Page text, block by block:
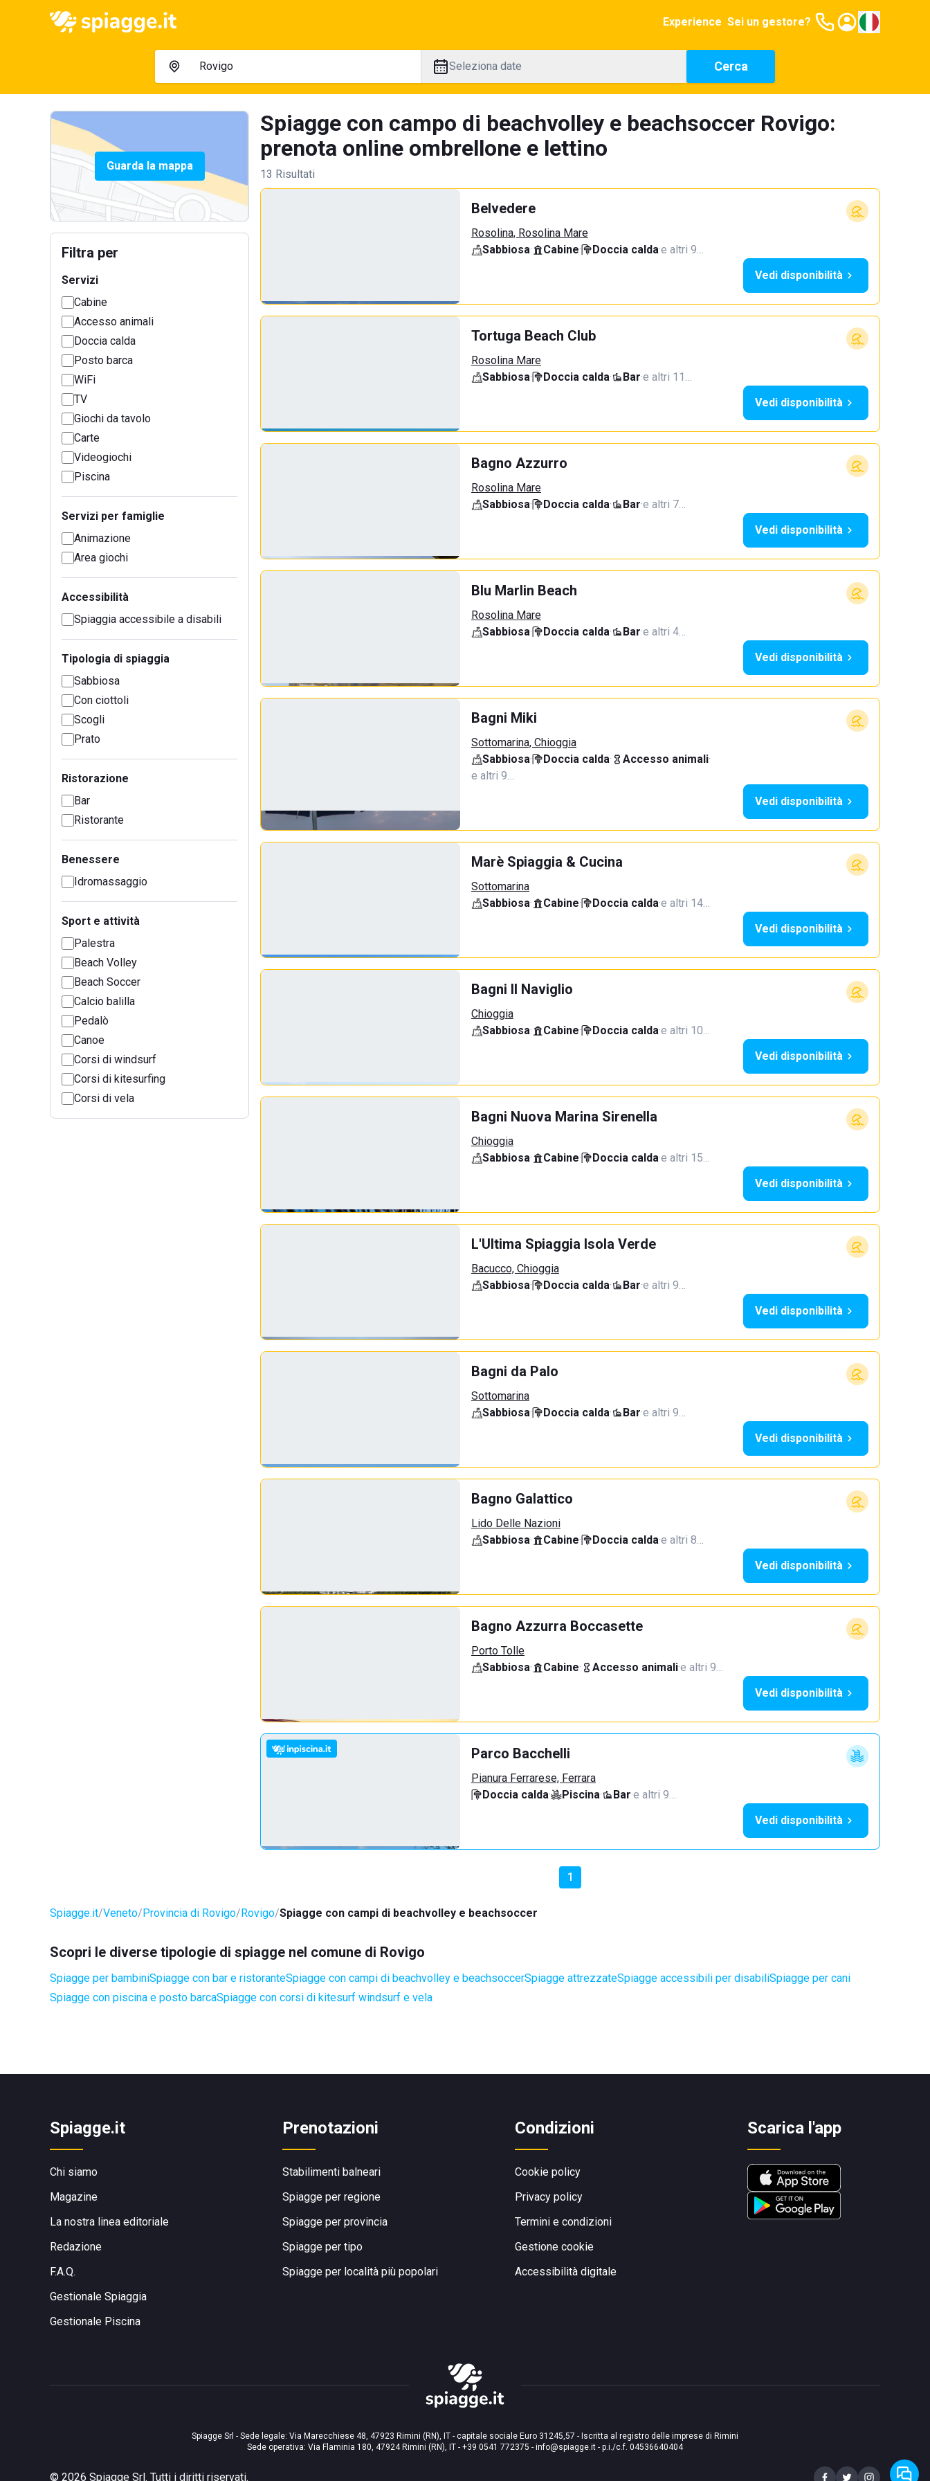
Experience Sei un gestore?
Seleziona date Cerca
Guarda la mappa
Filtra per
Servizi
Cabine
Accesso animali
Doccia calda
Posto barca
WiFi
TV
Giochi da tavolo
Carte
Videogiochi
Piscina
Servizi per famiglie
Animazione
Area giochi
Accessibilità
Spiaggia accessibile a disabili
Tipologia di spiaggia
Sabbiosa
Con ciottoli
Scogli
Prato
Ristorazione
Bar
Ristorante
Benessere
Idromassaggio
Sport e attività
Palestra
Beach Volley
Beach Soccer
Calcio balilla
Pedalò
Canoe
Corsi di windsurf
Corsi di kitesurfing
Corsi di vela
Spiagge con campo di beachvolley e beachsoccer Rovigo:
prenota online ombrellone e lettino
13 Risultati
Belvedere
Rosolina, Rosolina Mare
Sabbiosa· Cabine· Doccia calda·e altri 9…
Vedi disponibilità
Tortuga Beach Club
Rosolina Mare
Sabbiosa· Doccia calda· Bar·e altri 11…
Vedi disponibilità
Bagno Azzurro
Rosolina Mare
Sabbiosa· Doccia calda· Bar·e altri 7…
Vedi disponibilità
Blu Marlin Beach
Rosolina Mare
Sabbiosa· Doccia calda· Bar·e altri 4…
Vedi disponibilità
Bagni Miki
Sottomarina, Chioggia
Sabbiosa· Doccia calda· Accesso animali·
e altri 9…
Vedi disponibilità
Marè Spiaggia & Cucina
Sottomarina
Sabbiosa· Cabine· Doccia calda·e altri 14…
Vedi disponibilità
Bagni Il Naviglio
Chioggia
Sabbiosa· Cabine· Doccia calda·e altri 10…
Vedi disponibilità
Bagni Nuova Marina Sirenella
Chioggia
Sabbiosa· Cabine· Doccia calda·e altri 15…
Vedi disponibilità
L'Ultima Spiaggia Isola Verde
Bacucco, Chioggia
Sabbiosa· Doccia calda· Bar·e altri 9…
Vedi disponibilità
Bagni da Palo
Sottomarina
Sabbiosa· Doccia calda· Bar·e altri 9…
Vedi disponibilità
Bagno Galattico
Lido Delle Nazioni
Sabbiosa· Cabine· Doccia calda·e altri 8…
Vedi disponibilità
Bagno Azzurra Boccasette
Porto Tolle
Sabbiosa· Cabine· Accesso animali·e altri 9…
Vedi disponibilità
Parco Bacchelli
Pianura Ferrarese, Ferrara
Doccia calda· Piscina· Bar·e altri 9…
Vedi disponibilità
1
Spiagge.it Veneto Provincia di Rovigo Rovigo Spiagge con campi di beachvolley e beachsoccer
Scopri le diverse tipologie di spiagge nel comune di Rovigo
Spiagge per bambiniSpiagge con bar e ristoranteSpiagge con campi di beachvolley e beachsoccerSpiagge attrezzateSpiagge accessibili per disabiliSpiagge per cani
Spiagge con piscina e posto barcaSpiagge con corsi di kitesurf windsurf e vela
Spiagge.it
Chi siamo
Magazine
La nostra linea editoriale
Redazione
F.A.Q.
Gestionale Spiaggia
Gestionale Piscina
Prenotazioni
Stabilimenti balneari
Spiagge per regione
Spiagge per provincia
Spiagge per tipo
Spiagge per località più popolari
Condizioni
Cookie policy
Privacy policy
Termini e condizioni
Gestione cookie
Accessibilità digitale
Scarica l'app
Spiagge Srl - Sede legale: Via Marecchiese 48, 47923 Rimini (RN), IT - capitale sociale Euro 31245,57 - Iscritta al registro delle imprese di Rimini
Sede operativa: Via Flaminia 180, 47924 Rimini (RN), IT - +39 0541 772375 - info@spiagge.it - p.i./c.f. 04536640404
© 2026 Spiagge Srl. Tutti i diritti riservati.